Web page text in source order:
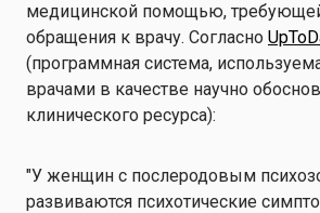
медицинской помощью,
обращения к врачу. Согласно
(программная система,
врачами в качестве научно
клинического ресурса):
"У женщин с послеродовым
развиваются психотические